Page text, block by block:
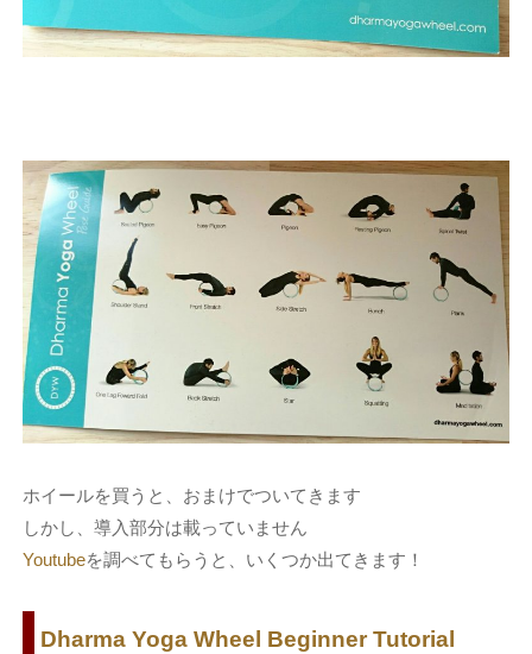
ホイールを買うと、おまけでついてきます
しかし、導入部分は載っていません
Youtubeを調べてもらうと、いくつか出てきます！
Dharma Yoga Wheel Beginner Tutorial